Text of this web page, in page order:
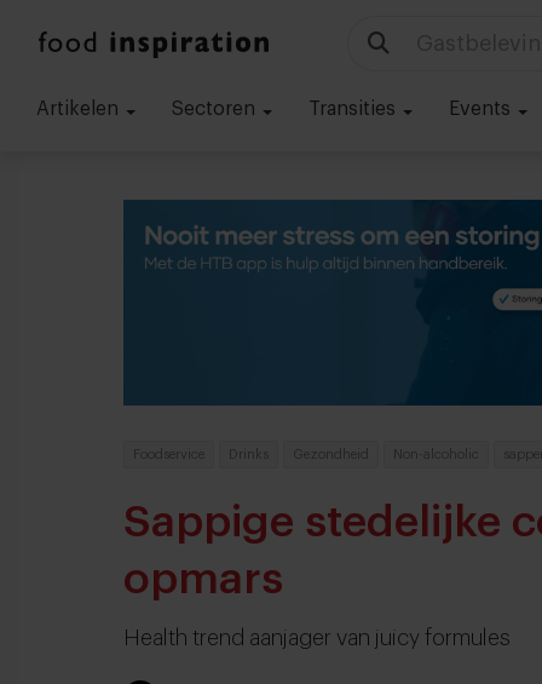
Artikelen Sectoren Transities Events
Foodservice Drinks Gezondheid Non-alcoholic
Sappige stedelijke
opmars
Health trend aanjager van juicy formules